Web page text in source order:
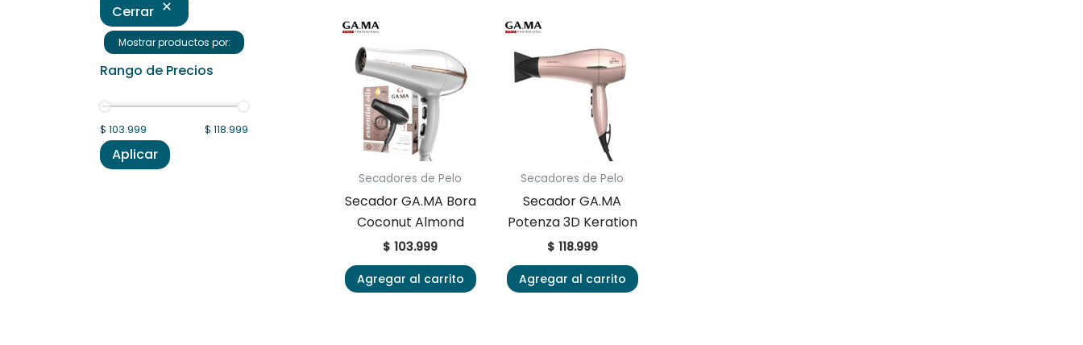
Cerrar
Mostrar productos por:
Rango de Precios
$ 103.999 $ 118.999
Aplicar
Secadores de Pelo
Secador GA.MA Bora
Coconut Almond
$ 103.999
Agregar al carrito
Secadores de Pelo
Secador GA.MA
Potenza 3D Keration
$ 118.999
Agregar al carrito